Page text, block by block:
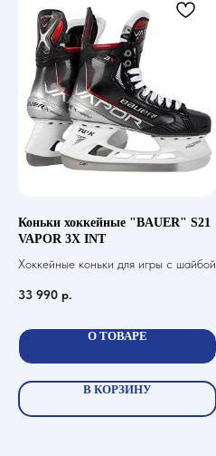
Коньки хоккейные "BAUER" S21
VAPOR 3X INT
Хоккейные коньки для игры с шайбой
33 990 р.
О ТОВАРЕ
В КОРЗИНУ